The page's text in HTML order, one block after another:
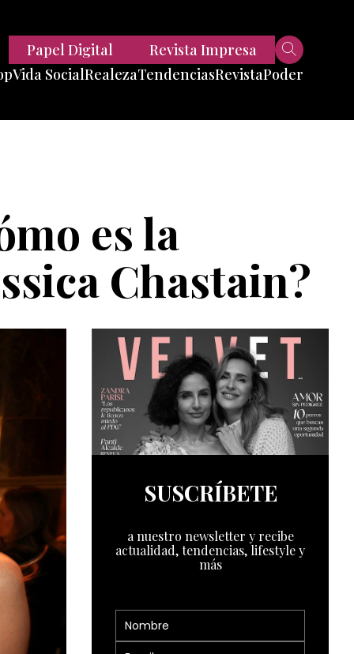
Vida SocialRealezaTendencias
Viajes
Tech
RevistaPoder
Papel Digital Revista Impresa
es la
Chastain?
SUSCRÍBETE
a nuestro newsletter y recibe
actualidad, tendencias, lifestyle y
más